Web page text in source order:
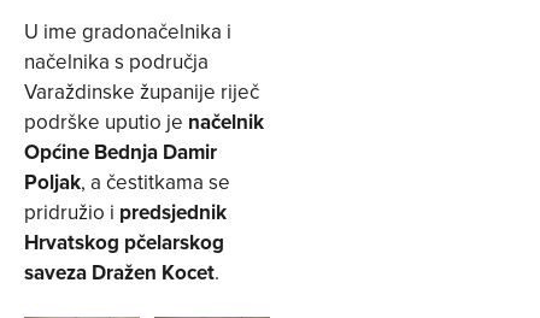
U ime gradonačelnika i
načelnika s područja
Varaždinske županije riječ
podrške uputio je načelnik
Općine Bednja Damir
Poljak, a čestitkama se
pridružio i predsjednik
Hrvatskog pčelarskog
saveza Dražen Kocet.